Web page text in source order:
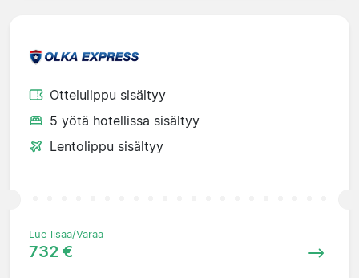
Ottelulippu sisältyy
5 yötä hotellissa sisältyy
Lentolippu sisältyy
Lue lisää/Varaa
732 €